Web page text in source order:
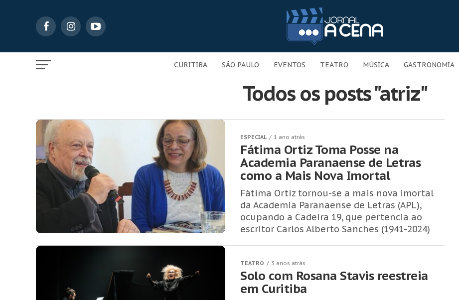
CURITIBA SÃO PAULO EVENTOS TEATRO MÚSICA GASTRONOMIA
Todos os posts "atriz"
ESPECIAL 1 ano atrás
Fátima Ortiz Toma Posse na
Academia Paranaense de Letras
como a Mais Nova Imortal
Fátima Ortiz tornou-se a mais nova imortal
da Academia Paranaense de Letras (APL),
ocupando a Cadeira 19, que pertencia ao
escritor Carlos Alberto Sanches (1941-2024)
TEATRO 3 anos atrás
Solo com Rosana Stavis reestreia
em Curitiba